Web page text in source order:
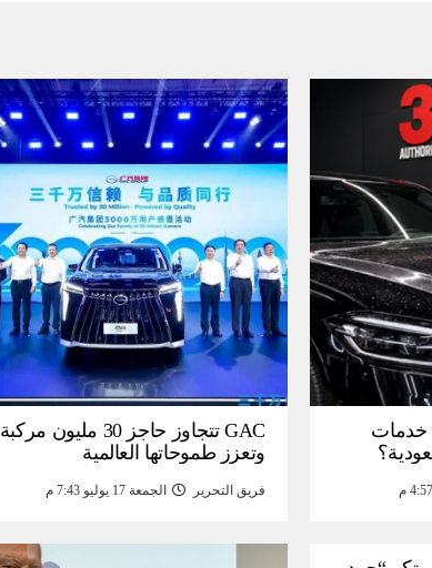
GAC تتجاوز حاجز 30 مليون مركبة
وتعزز طموحاتها العالمية
فريق التحرير الجمعة 17 يوليو 7:43 م